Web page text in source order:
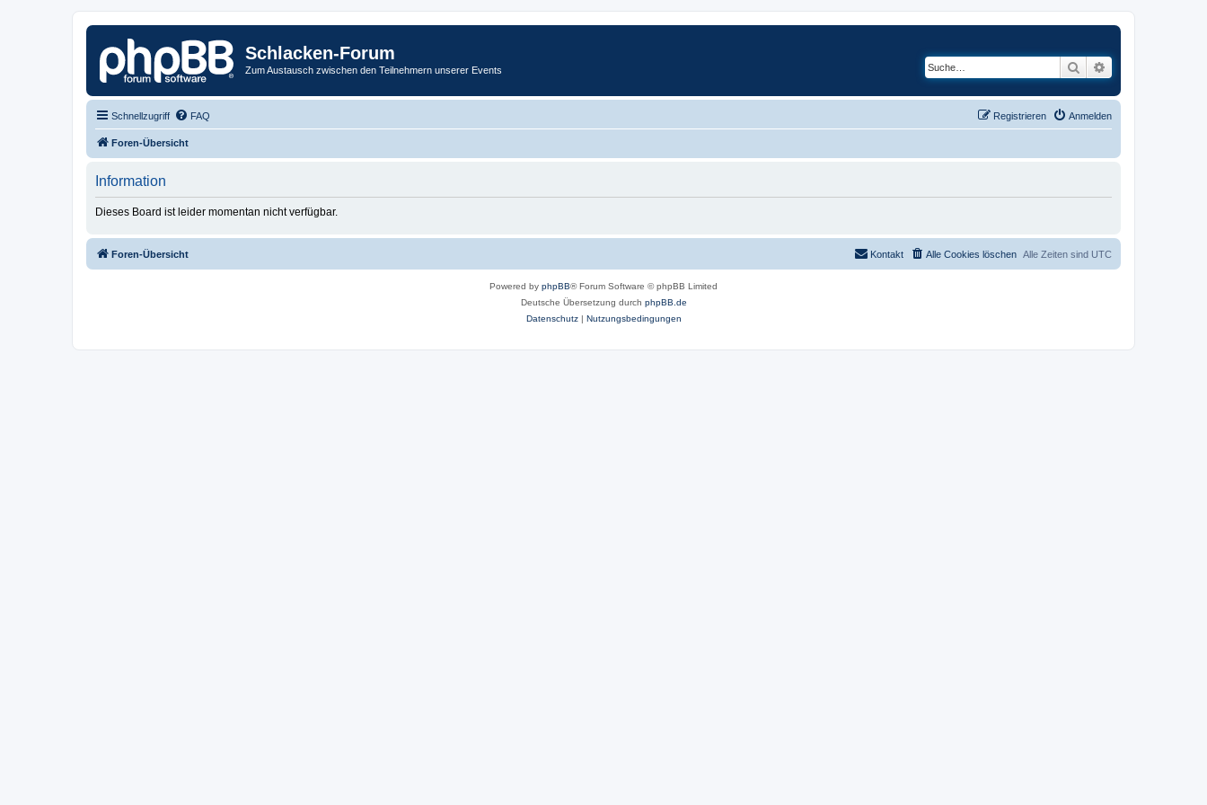
Schlacken-Forum
Zum Austausch zwischen den Teilnehmern unserer Events Suche
Schnellzugriff FAQ Anmelden
Registrieren
Foren-Übersicht
Information
Dieses Board ist leider momentan nicht verfügbar.
Foren-Übersicht Alle Zeiten sind UTC
Alle Cookies löschen
Kontakt
Powered by phpBB® Forum Software © phpBB Limited
Deutsche Übersetzung durch phpBB.de
Datenschutz| Nutzungsbedingungen